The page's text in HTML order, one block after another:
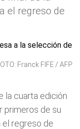
el regreso de
Franck FIFE / AFP
la cuarta edición
primeros de su
el regreso de